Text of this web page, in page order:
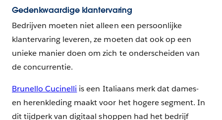
Gedenkwaardige klantervaring
Bedrijven moeten niet alleen een persoonlijke
klantervaring leveren, ze moeten dat ook op een
unieke manier doen om zich te onderscheiden van
de concurrentie.
Brunello Cucinelli is een Italiaans merk dat dames-
en herenkleding maakt voor het hogere segment. In
dit tijdperk van digitaal shoppen had het bedrijf